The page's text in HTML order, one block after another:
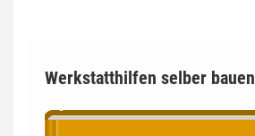
Werkstatthilfen selber bauen